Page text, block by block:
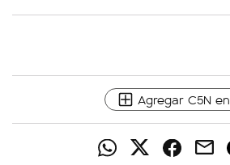
Agregar C5N en